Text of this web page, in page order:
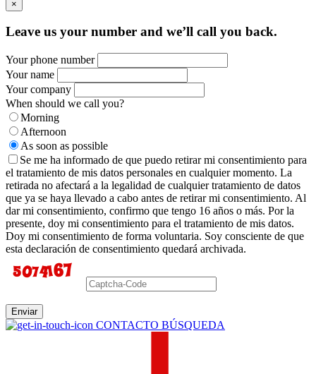
×
Leave us your number and we’ll call you back.
Your phone number
Your name
Your company
When should we call you?
Morning
Afternoon
As soon as possible
Se me ha informado de que puedo retirar mi consentimiento para
el tratamiento de mis datos personales en cualquier momento. La
retirada no afectará a la legalidad de cualquier tratamiento de datos
que ya se haya llevado a cabo antes de retirar mi consentimiento. Al
dar mi consentimiento, confirmo que tengo 16 años o más. Por la
presente, doy mi consentimiento para el tratamiento de mis datos.
Doy mi consentimiento de forma voluntaria. Soy consciente de que
esta declaración de consentimiento quedará archivada.
Enviar
CONTACTO BÚSQUEDA